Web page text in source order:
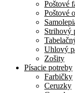
Poštové
Poštové
Strihový
Uhlový
Zošity
Písacie potreby
Farbičky
Ceruzky